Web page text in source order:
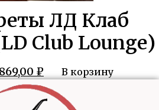
ЛД Клаб
Club Lounge)
Первоначальная
цена
составляла
869,00 ₽ Текущая
цена:
869,00 ₽.
В корзину